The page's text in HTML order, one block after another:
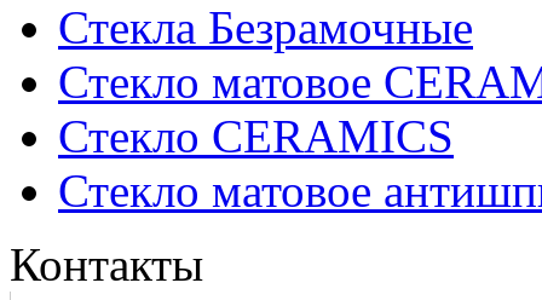
Стекла Безрамочные
Стекло матовое
Стекло CERAMICS
Стекло матовое
Контакты